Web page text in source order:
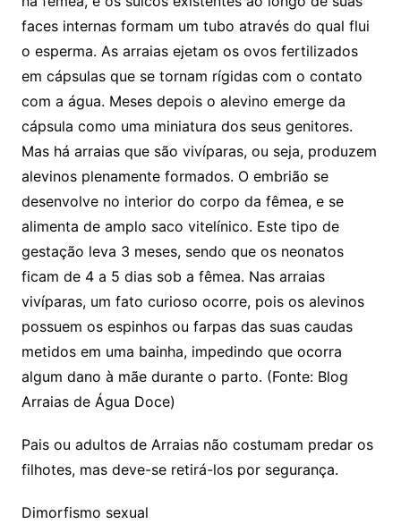
faces internas formam um tubo através do qual flui
o esperma. As arraias ejetam os ovos fertilizados
em cápsulas que se tornam rígidas com o contato
com a água. Meses depois o alevino emerge da
cápsula como uma miniatura dos seus genitores.
Mas há arraias que são vivíparas, ou seja, produzem
alevinos plenamente formados. O embrião se
desenvolve no interior do corpo da fêmea, e se
alimenta de amplo saco vitelínico. Este tipo de
gestação leva 3 meses, sendo que os neonatos
ficam de 4 a 5 dias sob a fêmea. Nas arraias
vivíparas, um fato curioso ocorre, pois os alevinos
possuem os espinhos ou farpas das suas caudas
metidos em uma bainha, impedindo que ocorra
algum dano à mãe durante o parto. (Fonte: Blog
Arraias de Água Doce)
Pais ou adultos de Arraias não costumam predar os
filhotes, mas deve-se retirá-los por segurança.
Dimorfismo sexual